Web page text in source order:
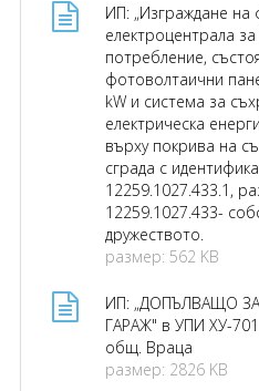
ИП: „Изграждане на
електроцентрала
потребление,
фотоволтаични
kW и система за
електрическа
върху покрива на
сграда с
12259.1027.433.1,
12259.1027.433-
дружеството.
размер: 562 KB
ИП: „ДОПЪЛВАЩО
ГАРАЖ" в УПИ ХУ-
общ. Враца
размер: 2826 KB